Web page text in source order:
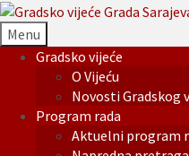
Menu
Gradsko vijeće
O Vijeću
Novosti Gradskog
Program rada
Aktuelni program